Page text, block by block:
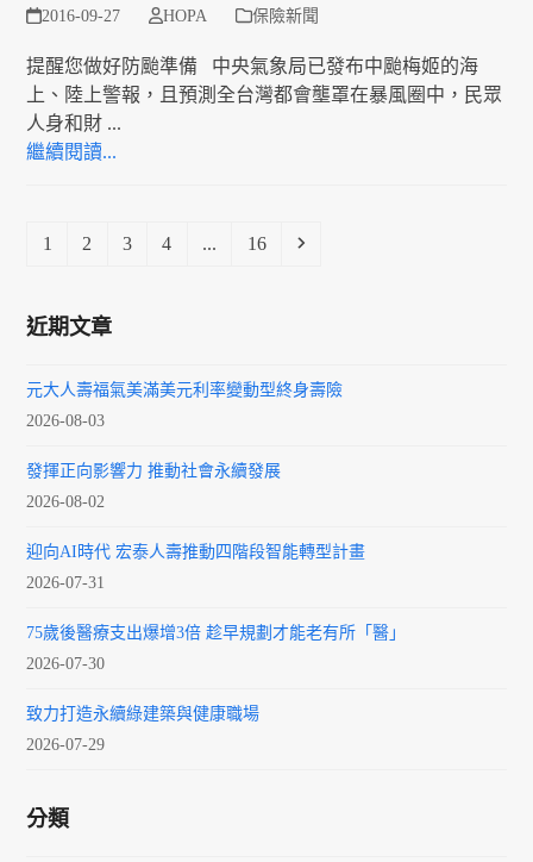
2016-09-27 HOPA 保險新聞
提醒您做好防颱準備 中央氣象局已發布中颱梅姬的海
上、陸上警報，且預測全台灣都會壟罩在暴風圈中，民眾
人身和財 ...
繼續閱讀...
Page
1 Page
2 Page
3 Page
4 ... Page
16 Next
近期文章
元大人壽福氣美滿美元利率變動型終身壽險
2026-08-03
發揮正向影響力 推動社會永續發展
2026-08-02
迎向AI時代 宏泰人壽推動四階段智能轉型計畫
2026-07-31
75歲後醫療支出爆增3倍 趁早規劃才能老有所「醫」
2026-07-30
致力打造永續綠建築與健康職場
2026-07-29
分類